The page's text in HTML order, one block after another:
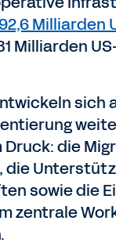
Milliarden
Milliarden
sich
die
die
sowie die
zentrale